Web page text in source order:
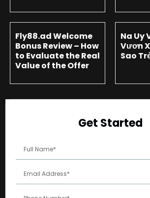
Fly88.ad Welcome
Bonus Review – How
to Evaluate the Real
Value of the Offer
Na Uy
Vươn
Sao
Get Started